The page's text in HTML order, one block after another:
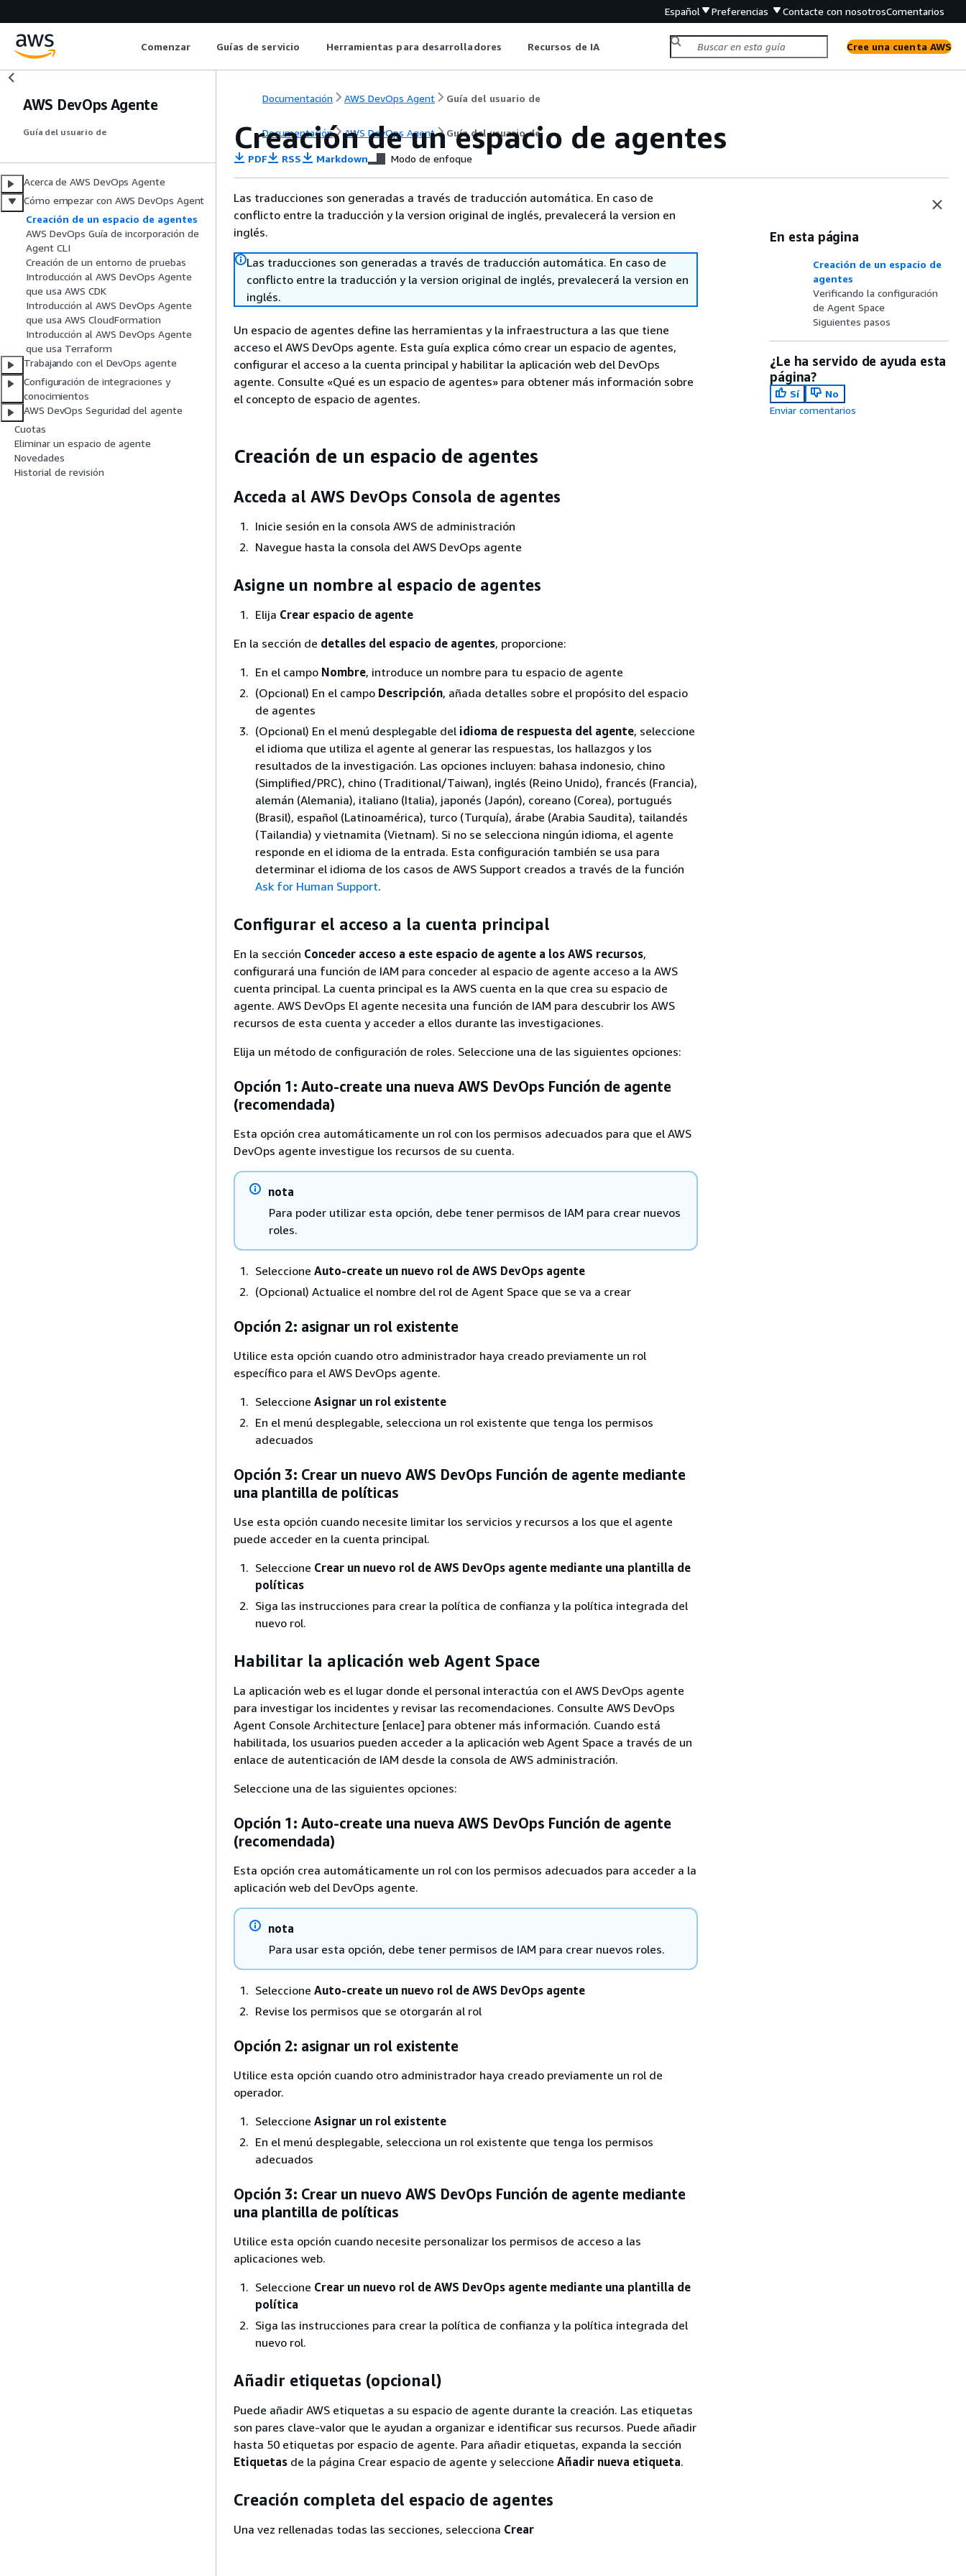
Español Preferencias Contacte con nosotrosComentarios
Comenzar Guías de servicio Herramientas para desarrolladores Recursos de IA Cree una cuenta AWS
AWS DevOps Agente
Guía del usuario de
Acerca de AWS DevOps Agente
Cómo empezar con AWS DevOps Agent
Creación de un espacio de agentes
AWS DevOps Guía de incorporación de
Agent CLI
Creación de un entorno de pruebas
Introducción al AWS DevOps Agente
que usa AWS CDK
Introducción al AWS DevOps Agente
que usa AWS CloudFormation
Introducción al AWS DevOps Agente
que usa Terraform
Trabajando con el DevOps agente
Configuración de integraciones y
conocimientos
AWS DevOps Seguridad del agente
Cuotas
Eliminar un espacio de agente
Novedades
Historial de revisión
Documentación AWS DevOps Agent Guía del usuario de
Documentación AWS DevOps Agent Guía del usuario de
Creación de un espacio de agentes
PDF RSS Markdown Modo de enfoque
Las traducciones son generadas a través de traducción automática. En caso de
conflicto entre la traducción y la version original de inglés, prevalecerá la version en
inglés.
Las traducciones son generadas a través de traducción automática. En caso de
conflicto entre la traducción y la version original de inglés, prevalecerá la version en
inglés.
Un espacio de agentes define las herramientas y la infraestructura a las que tiene
acceso el AWS DevOps agente. Esta guía explica cómo crear un espacio de agentes,
configurar el acceso a la cuenta principal y habilitar la aplicación web del DevOps
agente. Consulte «Qué es un espacio de agentes» para obtener más información sobre
el concepto de espacio de agentes.
Creación de un espacio de agentes
Acceda al AWS DevOps Consola de agentes
Inicie sesión en la consola AWS de administración
Navegue hasta la consola del AWS DevOps agente
Asigne un nombre al espacio de agentes
Elija Crear espacio de agente
En la sección de detalles del espacio de agentes, proporcione:
En el campo Nombre, introduce un nombre para tu espacio de agente
(Opcional) En el campo Descripción, añada detalles sobre el propósito del espacio
de agentes
(Opcional) En el menú desplegable del idioma de respuesta del agente, seleccione
el idioma que utiliza el agente al generar las respuestas, los hallazgos y los
resultados de la investigación. Las opciones incluyen: bahasa indonesio, chino
(Simplified/PRC), chino (Traditional/Taiwan), inglés (Reino Unido), francés (Francia),
alemán (Alemania), italiano (Italia), japonés (Japón), coreano (Corea), portugués
(Brasil), español (Latinoamérica), turco (Turquía), árabe (Arabia Saudita), tailandés
(Tailandia) y vietnamita (Vietnam). Si no se selecciona ningún idioma, el agente
responde en el idioma de la entrada. Esta configuración también se usa para
determinar el idioma de los casos de AWS Support creados a través de la función
Ask for Human Support.
Configurar el acceso a la cuenta principal
En la sección Conceder acceso a este espacio de agente a los AWS recursos,
configurará una función de IAM para conceder al espacio de agente acceso a la AWS
cuenta principal. La cuenta principal es la AWS cuenta en la que crea su espacio de
agente. AWS DevOps El agente necesita una función de IAM para descubrir los AWS
recursos de esta cuenta y acceder a ellos durante las investigaciones.
Elija un método de configuración de roles. Seleccione una de las siguientes opciones:
Opción 1: Auto-create una nueva AWS DevOps Función de agente
(recomendada)
Esta opción crea automáticamente un rol con los permisos adecuados para que el AWS
DevOps agente investigue los recursos de su cuenta.
nota
Para poder utilizar esta opción, debe tener permisos de IAM para crear nuevos
roles.
Seleccione Auto-create un nuevo rol de AWS DevOps agente
(Opcional) Actualice el nombre del rol de Agent Space que se va a crear
Opción 2: asignar un rol existente
Utilice esta opción cuando otro administrador haya creado previamente un rol
específico para el AWS DevOps agente.
Seleccione Asignar un rol existente
En el menú desplegable, selecciona un rol existente que tenga los permisos
adecuados
Opción 3: Crear un nuevo AWS DevOps Función de agente mediante
una plantilla de políticas
Use esta opción cuando necesite limitar los servicios y recursos a los que el agente
puede acceder en la cuenta principal.
Seleccione Crear un nuevo rol de AWS DevOps agente mediante una plantilla de
políticas
Siga las instrucciones para crear la política de confianza y la política integrada del
nuevo rol.
Habilitar la aplicación web Agent Space
La aplicación web es el lugar donde el personal interactúa con el AWS DevOps agente
para investigar los incidentes y revisar las recomendaciones. Consulte AWS DevOps
Agent Console Architecture [enlace] para obtener más información. Cuando está
habilitada, los usuarios pueden acceder a la aplicación web Agent Space a través de un
enlace de autenticación de IAM desde la consola de AWS administración.
Seleccione una de las siguientes opciones:
Opción 1: Auto-create una nueva AWS DevOps Función de agente
(recomendada)
Esta opción crea automáticamente un rol con los permisos adecuados para acceder a la
aplicación web del DevOps agente.
nota
Para usar esta opción, debe tener permisos de IAM para crear nuevos roles.
Seleccione Auto-create un nuevo rol de AWS DevOps agente
Revise los permisos que se otorgarán al rol
Opción 2: asignar un rol existente
Utilice esta opción cuando otro administrador haya creado previamente un rol de
operador.
Seleccione Asignar un rol existente
En el menú desplegable, selecciona un rol existente que tenga los permisos
adecuados
Opción 3: Crear un nuevo AWS DevOps Función de agente mediante
una plantilla de políticas
Utilice esta opción cuando necesite personalizar los permisos de acceso a las
aplicaciones web.
Seleccione Crear un nuevo rol de AWS DevOps agente mediante una plantilla de
política
Siga las instrucciones para crear la política de confianza y la política integrada del
nuevo rol.
Añadir etiquetas (opcional)
Puede añadir AWS etiquetas a su espacio de agente durante la creación. Las etiquetas
son pares clave-valor que le ayudan a organizar e identificar sus recursos. Puede añadir
hasta 50 etiquetas por espacio de agente. Para añadir etiquetas, expanda la sección
Etiquetas de la página Crear espacio de agente y seleccione Añadir nueva etiqueta.
Creación completa del espacio de agentes
Una vez rellenadas todas las secciones, selecciona Crear
En esta página
Creación de un espacio de
agentes
Verificando la configuración
de Agent Space
Siguientes pasos
¿Le ha servido de ayuda esta
página?
Sí
No
Enviar comentarios